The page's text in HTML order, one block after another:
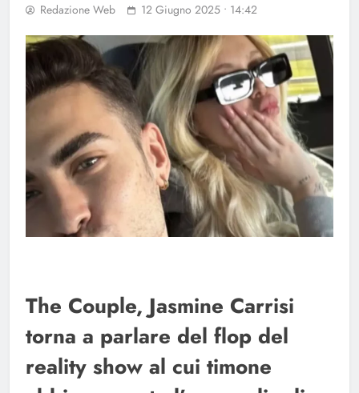
Redazione Web 12 Giugno 2025 • 14:42
The Couple, Jasmine Carrisi
torna a parlare del flop del
reality show al cui timone